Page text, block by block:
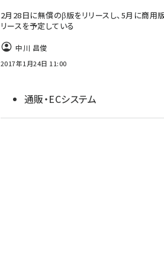
2月28日に無償のβ版をリリースし、5月に商用
リースを予定している
中川 昌俊
2017年1月24日 11:00
通販・ECシステム